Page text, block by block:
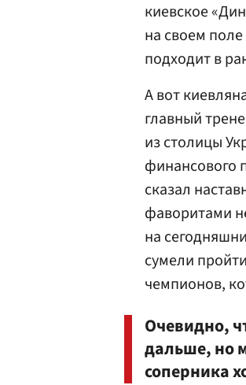
киевское
на своем
подходит в
А вот
главный
из столицы
финансового
сказал
фаворитами
на
сумели
чемпионов,
Очевидно,
дальше, но
соперника